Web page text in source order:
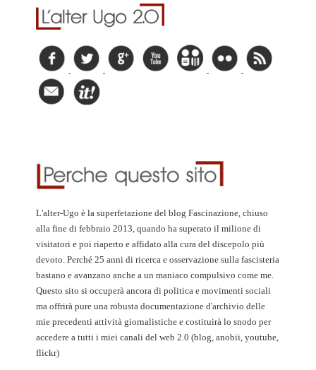
L'alter-Ugo è la superfetazione del blog Fascinazione, chiuso
alla fine di febbraio 2013, quando ha superato il milione di
visitatori e poi riaperto e affidato alla cura del discepolo più
devoto. Perché 25 anni di ricerca e osservazione sulla fascisteria
bastano e avanzano anche a un maniaco compulsivo come me.
Questo sito si occuperà ancora di politica e movimenti sociali
ma offrirà pure una robusta documentazione d'archivio delle
mie precedenti attività giornalistiche e costituirà lo snodo per
accedere a tutti i miei canali del web 2.0 (blog, anobii, youtube,
flickr)